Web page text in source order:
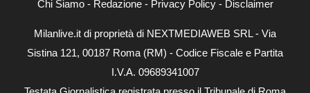
Chi Siamo- Redazione- Privacy Policy- Disclaimer
Milanlive.it di proprietà di NEXTMEDIAWEB SRL - Via
Sistina 121, 00187 Roma (RM) - Codice Fiscale e Partita
I.V.A. 09689341007